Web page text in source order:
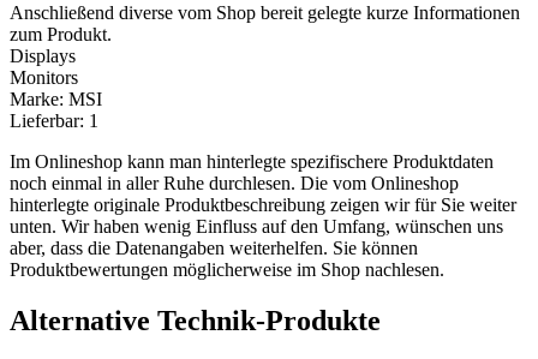
Anschließend diverse vom Shop bereit gelegte kurze Informationen
zum Produkt.
Displays
Monitors
Marke: MSI
Lieferbar: 1
Im Onlineshop kann man hinterlegte spezifischere Produktdaten
noch einmal in aller Ruhe durchlesen. Die vom Onlineshop
hinterlegte originale Produktbeschreibung zeigen wir für Sie weiter
unten. Wir haben wenig Einfluss auf den Umfang, wünschen uns
aber, dass die Datenangaben weiterhelfen. Sie können
Produktbewertungen möglicherweise im Shop nachlesen.
Alternative Technik-Produkte